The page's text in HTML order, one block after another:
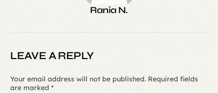
Rania N.
LEAVE A REPLY
Your email address will not be published. Required fields
are marked*